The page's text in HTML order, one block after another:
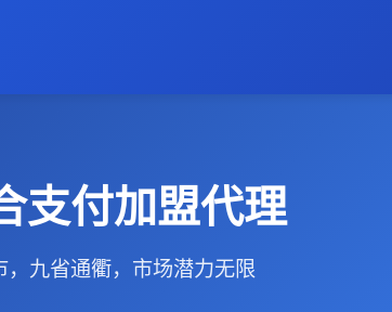
支付加盟代理
，九省通衢，市场潜力无限